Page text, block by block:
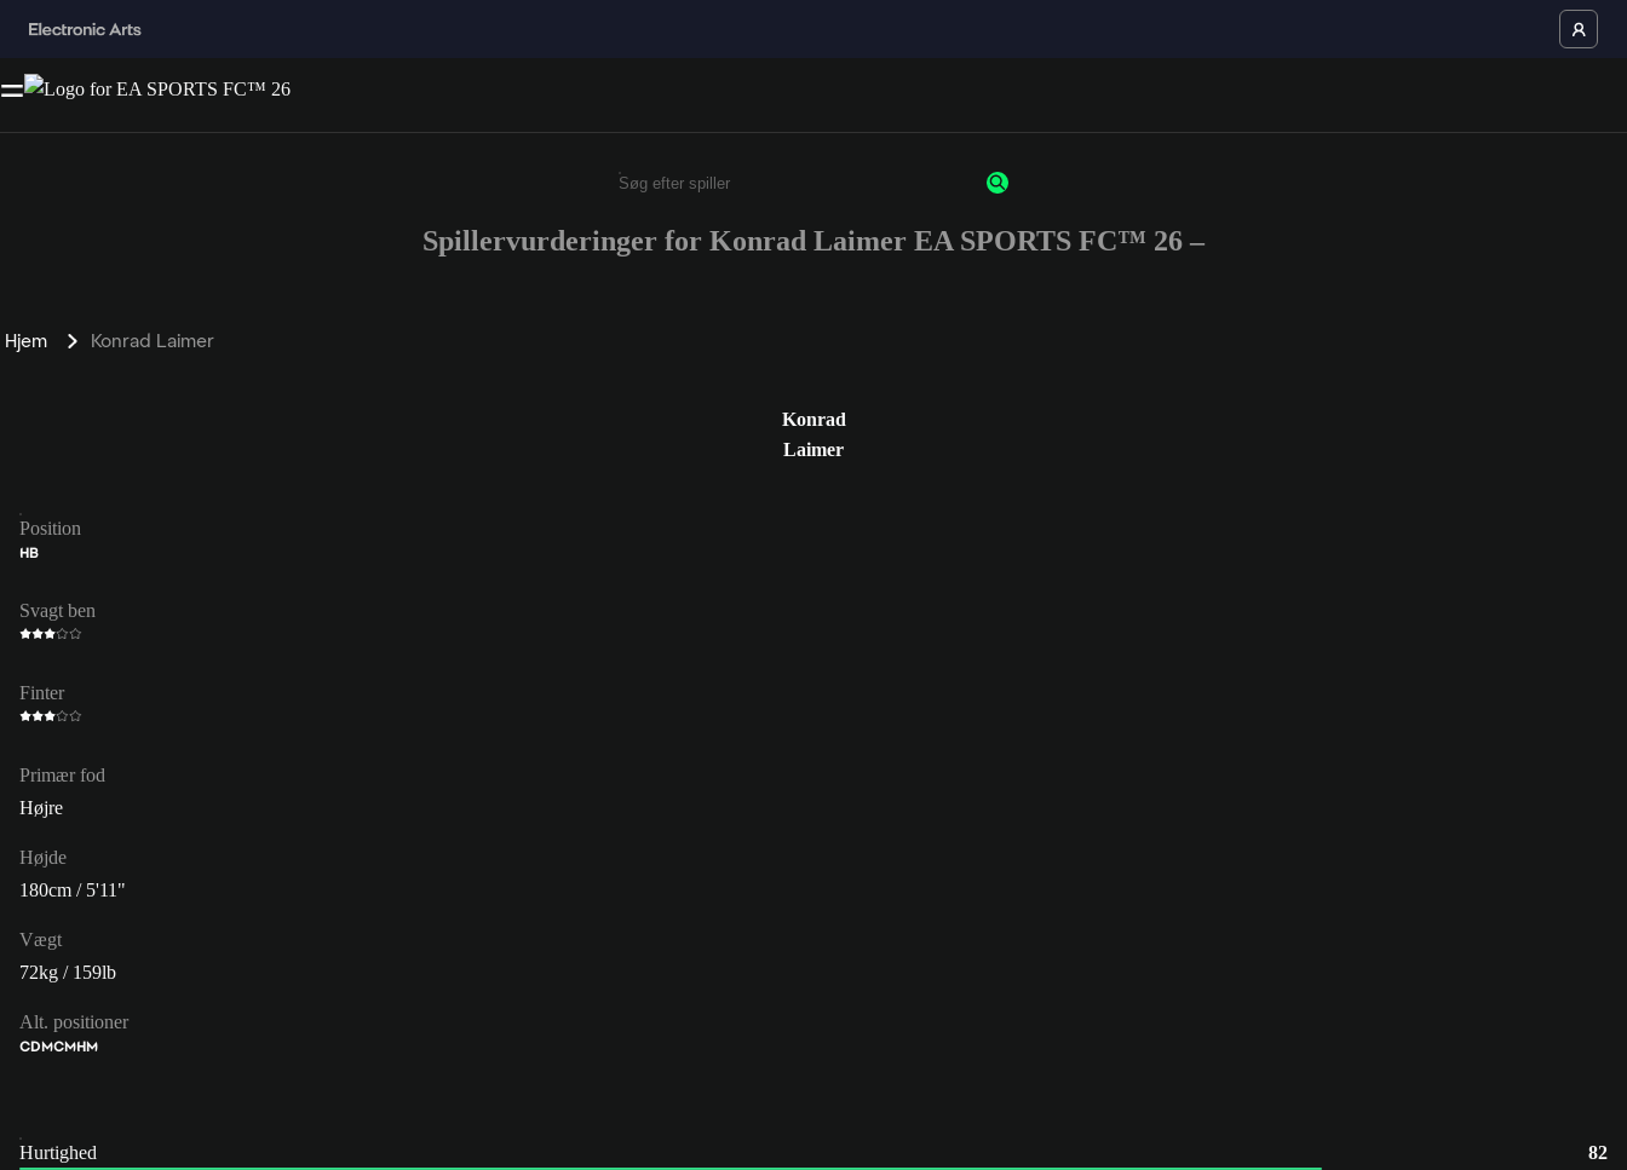
Enter a minimum of 3 characters or numbers
Spillervurderinger for Konrad Laimer EA SPORTS FC™ 26 –
Hjem Konrad Laimer
Konrad
Laimer
Position
HB
Svagt ben
Finter
Primær fod
Højre
Højde
180cm / 5'11"
Vægt
72kg / 159lb
Alt. positioner
CDMCMHM
Hurtighed
82